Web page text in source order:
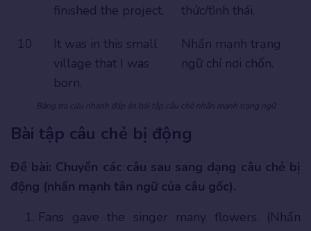
finished the project.
thức/tình thái.
10
It was in this small
village that I was
born.
Nhấn mạnh trạng
ngữ chỉ nơi chốn.
Bảng tra cứu nhanh đáp án bài tập câu chẻ nhấn mạnh trạng ngữ
Bài tập câu chẻ bị động
Đề bài: Chuyển các câu sau sang dạng câu chẻ bị
động (nhấn mạnh tân ngữ của câu gốc).
Fans gave the singer many flowers. (Nhấn